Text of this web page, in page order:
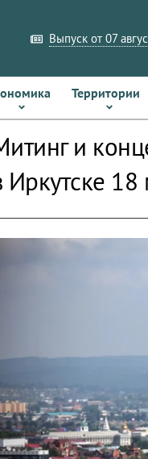
Выпуск от 07
Территории
и
Иркутске 18